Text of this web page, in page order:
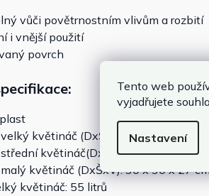
Tento web
vyjadřujete
Nastavení
vůči povětrnostním vlivům a rozbití
i vnější použití
povrch
květináč (DxŠxV): 50 x 50 x 40 cm
květináč(DxŠxV): 40 x 40 x 34
květináč (DxŠxV): 30 x 30 x 27
květináč: 55 litrů